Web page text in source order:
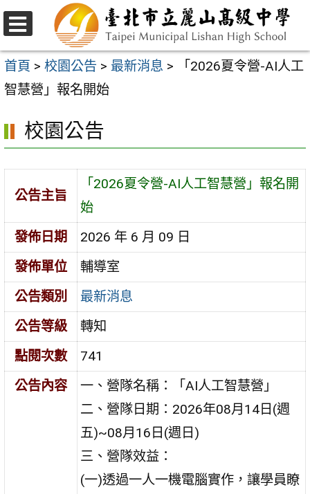
跳
至
主
要
容
區
選
單
首頁 > 校園公告 > 最新消息 >
「2026夏令營-AI人工
智慧營」報名開始
校園公告
公告主旨
「2026夏令營-AI人工智慧營」報名開
始
發佈日期
2026 年 6 月 09 日
發佈單位
輔導室
公告類別
最新消息
公告等級
轉知
點閱次數
741
公告內容
一、營隊名稱：「AI人工智慧營」
二、營隊日期：2026年08月14日(週
五)~08月16日(週日)
三、營隊效益：
(一)透過一人一機電腦實作，讓學員瞭